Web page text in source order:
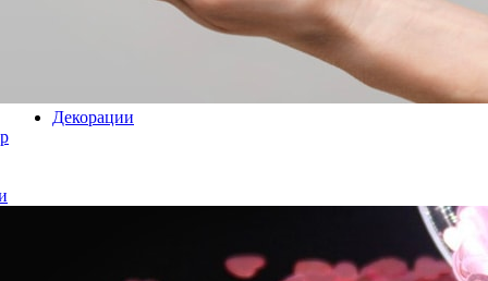
Декорации